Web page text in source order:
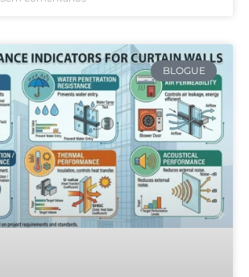
BLOGUE